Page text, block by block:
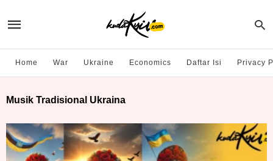
Home War Ukraine Economics Daftar Isi Privacy
Musik Tradisional Ukraina